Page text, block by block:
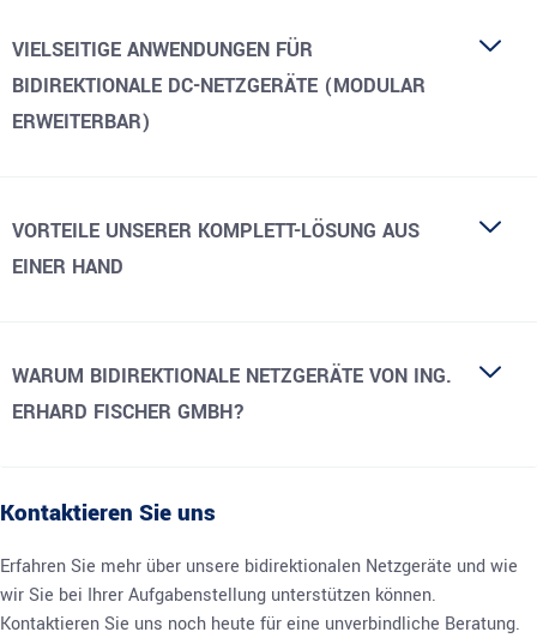
VIELSEITIGE ANWENDUNGEN FÜR
BIDIREKTIONALE DC-NETZGERÄTE (MODULAR
ERWEITERBAR)
VORTEILE UNSERER KOMPLETT-LÖSUNG AUS
EINER HAND
WARUM BIDIREKTIONALE NETZGERÄTE VON ING.
ERHARD FISCHER GMBH?
Kontaktieren Sie uns
Erfahren Sie mehr über unsere bidirektionalen Netzgeräte und wie
wir Sie bei Ihrer Aufgabenstellung unterstützen können.
Kontaktieren Sie uns noch heute für eine unverbindliche Beratung.